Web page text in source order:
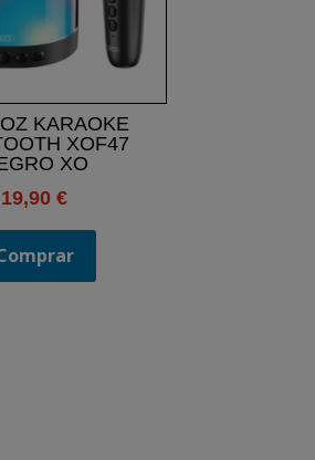
KARAOKE
XOF47
XO
19,90€